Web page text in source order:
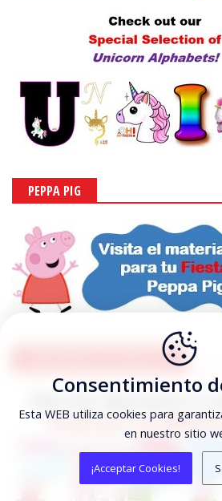
PEPPA PIG
ABECEDARIOS DE PEPPA PIG
Consentimiento
Esta WEB utiliza cookies para
en nuestro sitio
¡Acceptar Cookies!